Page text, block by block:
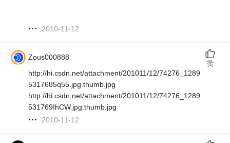
2010-11-12
Zous000888
http://hi.csdn.net/attachment/201011/12/74276_1289
5317685q55.jpg.thumb.jpg
http://hi.csdn.net/attachment/201011/12/74276_1289
531769IhCW.jpg.thumb.jpg
2010-11-12
赞